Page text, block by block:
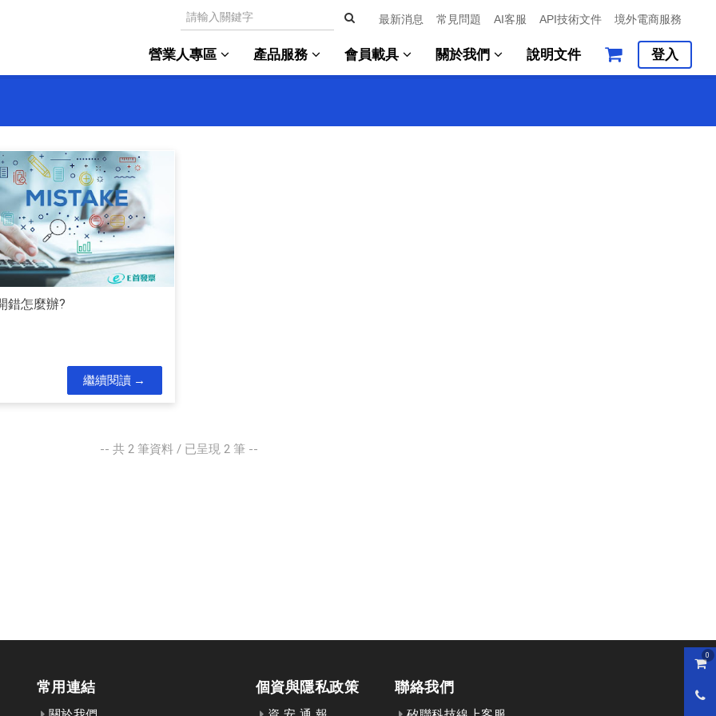
購
0
最新消息 常見問題 AI客服 API技術文件 境外電商服務
營業人專區 產品服務 會員載具 關於我們 說明文件 登入
錯怎麼辦?
繼續閱讀
-- 共 2 筆資料 / 已呈現 2 筆 --
常用連結 個資與隱私政策 聯絡我們